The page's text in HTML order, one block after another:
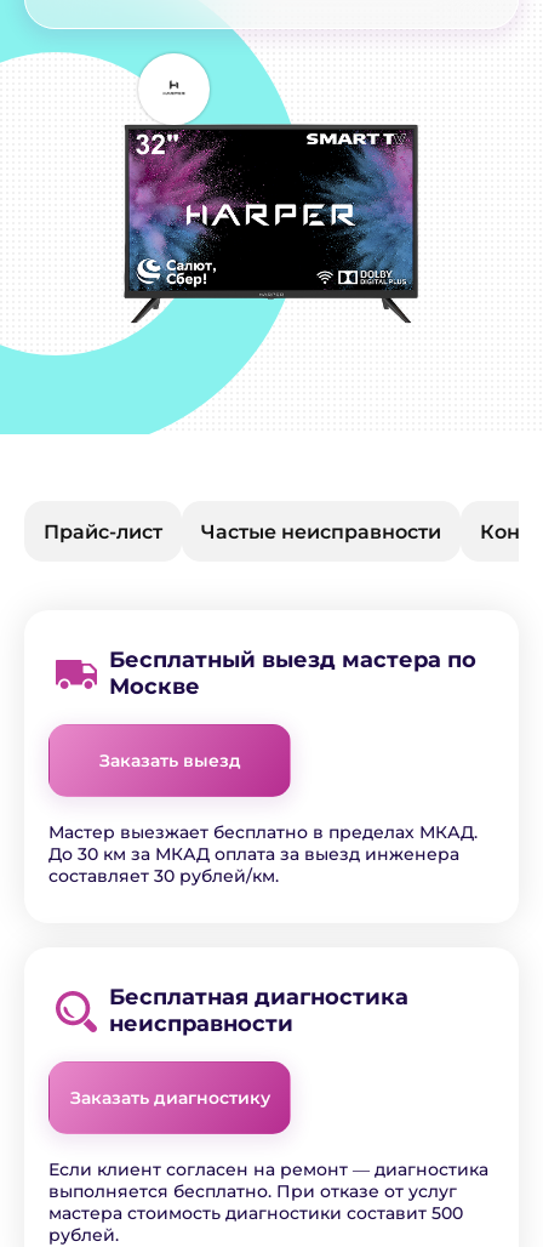
Прайс-лист Частые неисправности
Бесплатный выезд мастера по
Москве
Заказать выезд
Мастер выезжает бесплатно в пределах МКАД.
До 30 км за МКАД оплата за выезд инженера
составляет 30 рублей/км.
Бесплатная диагностика
неисправности
Заказать диагностику
Если клиент согласен на ремонт ― диагностика
выполняется бесплатно. При отказе от услуг
мастера стоимость диагностики составит 500
рублей.